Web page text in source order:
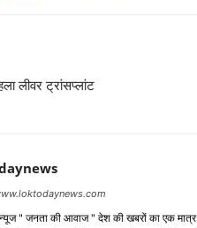
लीवर ट्रांसप्लांट
" जनता की आवाज " देश की खबरों का एक मात्र